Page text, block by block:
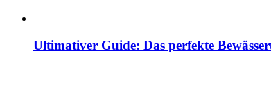
Ultimativer Guide: Das perfekte